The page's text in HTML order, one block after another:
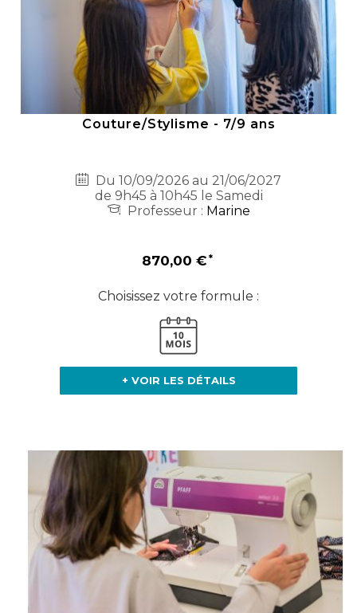
Couture/Stylisme - 7/9 ans
Du 10/09/2026 au 21/06/2027
de 9h45 à 10h45 le Samedi
Professeur : Marine
870,00 €
Choisissez votre formule :
+ VOIR LES DÉTAILS